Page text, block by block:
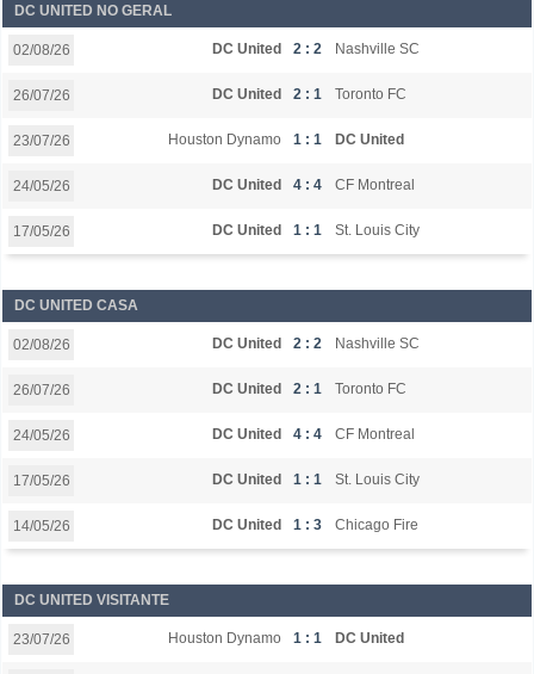
DC UNITED NO GERAL
02/08/26 DC United 2 : 2 Nashville SC
26/07/26 DC United 2 : 1 Toronto FC
23/07/26 Houston Dynamo 1 : 1 DC United
24/05/26 DC United 4 : 4 CF Montreal
17/05/26 DC United 1 : 1 St. Louis City
DC UNITED CASA
02/08/26 DC United 2 : 2 Nashville SC
26/07/26 DC United 2 : 1 Toronto FC
24/05/26 DC United 4 : 4 CF Montreal
17/05/26 DC United 1 : 1 St. Louis City
14/05/26 DC United 1 : 3 Chicago Fire
DC UNITED VISITANTE
23/07/26 Houston Dynamo 1 : 1 DC United